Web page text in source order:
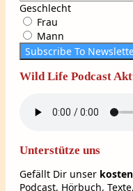
Geschlecht
Frau
Mann
Subscribe To
Wild Life Podcast
Unterstütze uns
Gefällt Dir unser
Podcast, Hörbuch,